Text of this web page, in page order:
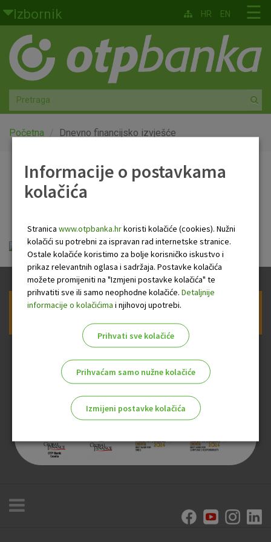
Skoči na glavni sadržaj
Izbornik
Građani
Privatno bankarstvo
Agro
Mala poduzeća i obrtnici
Globalna tržišta
O nama
☰
HR EN
Početna Dnevno financijsko izvješće
Dnevno financijsko
otp_dnevno_financijsko_izvjesce.pdf
Prijava na newsletter OTP banke
Informacije o postavkama
kolačića
Stranica www.otpbanka.hrkoristi kolačiće (cookies). Nužni
kolačići su potrebni za ispravan rad internetske stranice.
Ostale kolačiće koristimo za bolje korisničko iskustvo i
prikaz relevantnih oglasa i sadržaja. Postavke kolačića
možete promijeniti na "Izmjeni postavke kolačića" te
prihvatiti sve ili samo neophodne kolačiće. Detaljnije
informacije o kolačićima i njihovoj upotrebi.
Prihvati sve kolačiće
Prihvaćam samo nužne kolačiće
Izmijeni postavke kolačića